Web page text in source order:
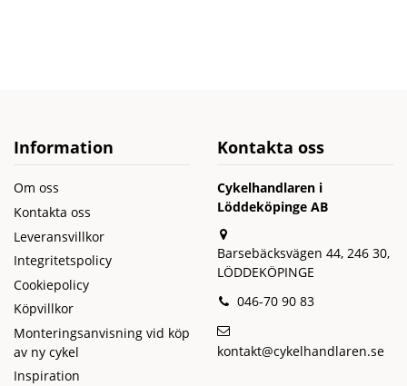
Information
Om oss
Kontakta oss
Leveransvillkor
Integritetspolicy
Cookiepolicy
Köpvillkor
Monteringsanvisning vid köp
av ny cykel
Inspiration
Kontakta oss
Cykelhandlaren i
Löddeköpinge AB
Barsebäcksvägen 44, 246 30,
LÖDDEKÖPINGE
046-70 90 83
kontakt@cykelhandlaren.se